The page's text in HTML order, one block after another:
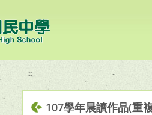
:::
107學年晨讀作品(重